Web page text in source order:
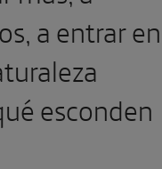
a entrar en
esconden